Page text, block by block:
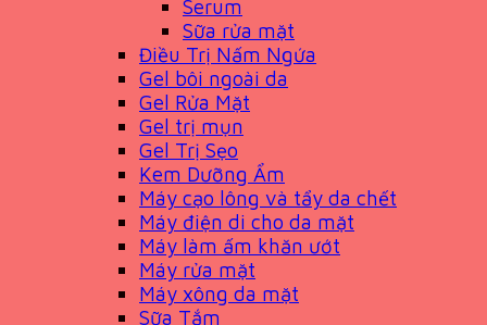
Serum
Sữa rửa mặt
Điều Trị Nấm Ngứa
Gel bôi ngoài da
Gel Rửa Mặt
Gel trị mụn
Gel Trị Sẹo
Kem Dưỡng Ẩm
Máy cạo lông và tẩy da chết
Máy điện di cho da mặt
Máy làm ấm khăn ướt
Máy rửa mặt
Máy xông da mặt
Sữa Tắm